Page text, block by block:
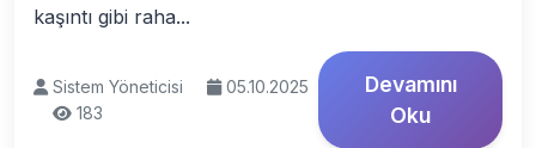
kaşıntı gibi raha...
Sistem Yöneticisi
05.10.2025
183
Devamını
Oku